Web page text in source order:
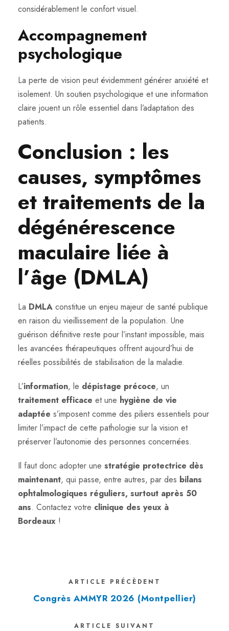
considérablement le confort visuel.
Accompagnement
psychologique
La perte de vision peut évidemment générer anxiété et
isolement. Un soutien psychologique et une information
claire jouent un rôle essentiel dans l’adaptation des
patients.
Conclusion : les
causes, symptômes
et traitements de la
dégénérescence
maculaire liée à
l’âge (DMLA)
La DMLA constitue un enjeu majeur de santé publique
en raison du vieillissement de la population. Une
guérison définitive reste pour l’instant impossible, mais
les avancées thérapeutiques offrent aujourd’hui de
réelles possibilités de stabilisation de la maladie.
L’information, le dépistage précoce, un
traitement efficace et une hygiène de vie
adaptée s’imposent comme des piliers essentiels pour
limiter l’impact de cette pathologie sur la vision et
préserver l’autonomie des personnes concernées.
Il faut donc adopter une stratégie protectrice dès
maintenant, qui passe, entre autres, par des bilans
ophtalmologiques réguliers, surtout après 50
ans. Contactez votre clinique des yeux à
Bordeaux !
ARTICLE PRÉCÈDENT
Congrès AMMYR 2026 (Montpellier)
ARTICLE SUIVANT